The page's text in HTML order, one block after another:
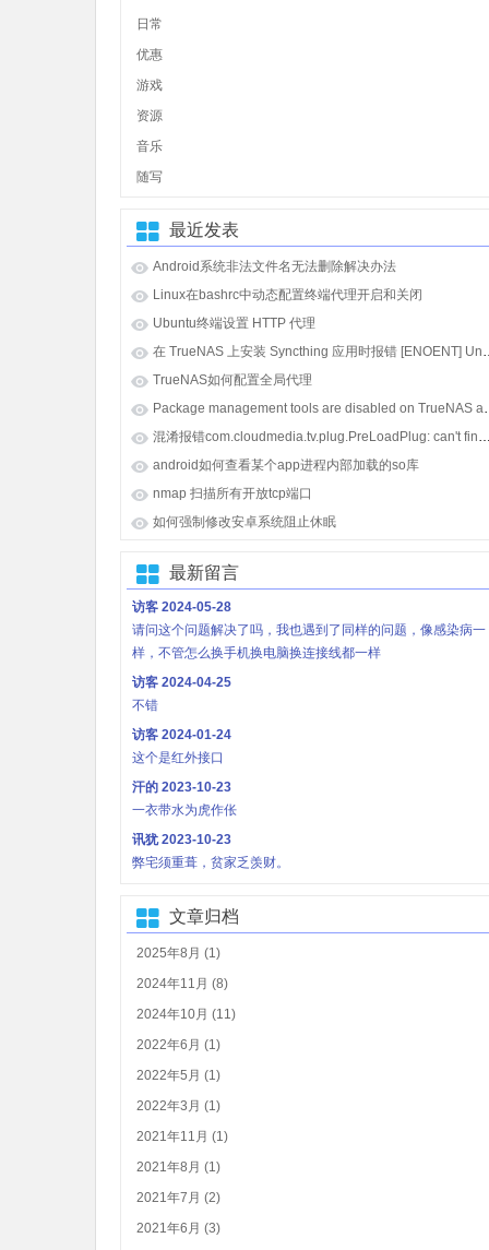
日常
优惠
游戏
资源
音乐
随写
最近发表
Android系统非法文件名无法删除解决办法
Linux在bashrc中动态配置终端代理开启和关闭
Ubuntu终端设置 HTTP 代理
在 TrueNAS 上安装
TrueNAS如何配置全局代理
Package
混淆报错com.cloudmedia.tv.plug.PreLoadPlug: can't find
android如何查看某个app进程内部加载的so库
nmap 扫描所有开放tcp端口
如何强制修改安卓系统阻止休眠
最新留言
访客2024-05-28
请问这个问题解决了吗，我也遇到了同样的问题，像感染病一
样，不管怎么换手机换电脑换连接线都一样
访客2024-04-25
不错
访客2024-01-24
这个是红外接口
汗的2023-10-23
一衣带水为虎作伥
讯犹2023-10-23
弊宅须重葺，贫家乏羡财。
文章归档
2025年8月 (1)
2024年11月 (8)
2024年10月 (11)
2022年6月 (1)
2022年5月 (1)
2022年3月 (1)
2021年11月 (1)
2021年8月 (1)
2021年7月 (2)
2021年6月 (3)